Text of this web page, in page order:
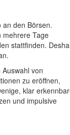
an den Börsen.
mehrere Tage
stattfinden.
von
zu eröffnen,
klar
und impulsive